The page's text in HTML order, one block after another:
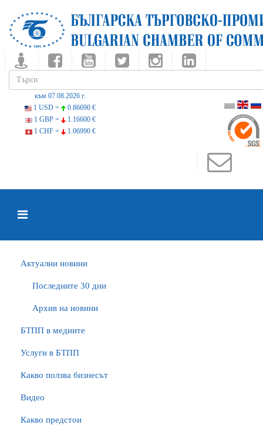
към 07.08.2026 г.
1 USD =
0.86690 €
1 GBP =
1.16600 €
1 CHF =
1.06990 €
Актуални новини
Последните 30 дни
Архив на новини
БTПП в медиите
Услуги в БТПП
Какво ползва бизнесът
Видео
Какво предстои